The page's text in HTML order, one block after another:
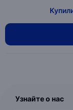
Узнайте о нас